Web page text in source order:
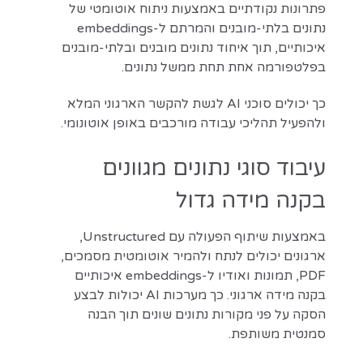
פתרונות נקודתיים באמצעות ניתוח אוטומטי של
נתונים בלתי-מובנים והמרתם ל-embeddings
איכותיים, תוך איחוד נתונים מובנים ובלתי-מובנים
בפלטפורמה אחת תחת ממשל נתונים.
כך יכולים סוכני AI לגשת להקשר הארגוני המלא
ולהפעיל תהליכי עבודה מורכבים באופן אוטונומי.
עיבוד סוגי נתונים מגוונים
בקנה מידה גדול
באמצעות שיתוף הפעולה עם Unstructured,
ארגונים יכולים לנתח ולהמיר אוטומטית מסמכים,
PDF, תמונות ואודיו ל-embeddings איכותיים
בקנה מידה ארגוני. כך מערכות AI יכולות לבצע
הסקה על פני מקורות נתונים שונים תוך הבנה
סמנטית משותפת.